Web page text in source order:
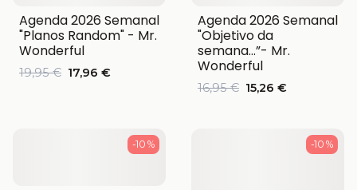
Agenda 2026 Semanal
"Planos Random" - Mr.
Wonderful
19,95 € 17,96 €
Agenda 2026 Semanal
"Objetivo da
semana…”- Mr.
Wonderful
16,95 € 15,26 €
-10 % -10 %